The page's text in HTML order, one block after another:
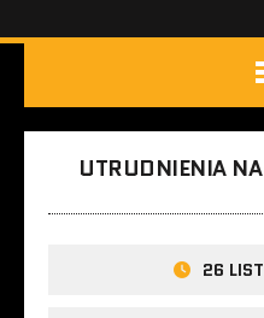
UTRUDNIENIA
26